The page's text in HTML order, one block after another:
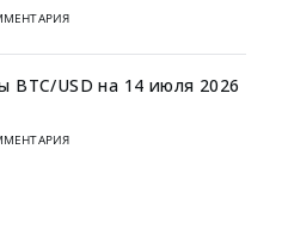
BTC/USD на 14 июля 2026